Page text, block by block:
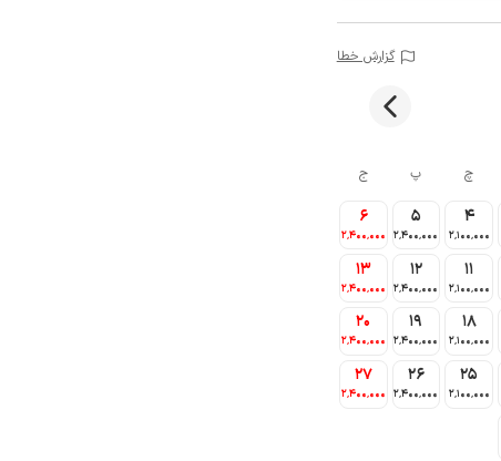
گزارش خطا
چ پ ج
4
2٬100٬000
5
2٬400٬000
6
2٬400٬000
11
2٬100٬000
12
2٬400٬000
13
2٬400٬000
18
2٬100٬000
19
2٬400٬000
20
2٬400٬000
25
2٬100٬000
26
2٬400٬000
27
2٬400٬000